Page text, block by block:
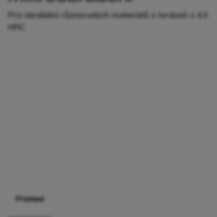
Pro obrábění různorodých materiálů s tvrdostí ≤ 63
HRC
Přehled